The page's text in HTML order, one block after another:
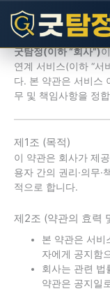
로
이용약관
굿탐정(이하 “회사”)
연계 서비스(이하 “서
다. 본 약관은 서비스
무 및 책임사항을 정
제1조 (목적)
이 약관은 회사가 제
용자 간의 권리·의무
적으로 합니다.
제2조 (약관의 효력
본 약관은 서비
자에게 공지함
회사는 관련 법
약관은 공지일